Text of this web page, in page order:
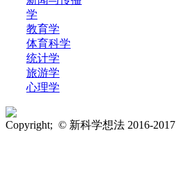
学
教育学
体育科学
统计学
旅游学
心理学
Copyright; © 新科学想法 2016-2017